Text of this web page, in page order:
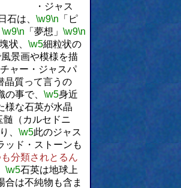
ジャス
石は、 \w9\n 「ピ
\w9\n 「夢想」 \w9\n
状、 \w5細粒状の
景画や模様を描
ャー・ジャスパ
晶質って言うの
事で、 \w5身近
様な石英が水晶
髄（カルセドニ
、 \w5此のジャス
ッド・ストーンも
分類されとるん
\w5石英は地球上
合は不純物も含ま